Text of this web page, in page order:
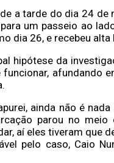
a tarde do dia 24
um passeio ao
dia 26, e recebeu
hipótese da
afundando
ainda não é
parou no
aí eles tiveram que
pelo caso, Caio